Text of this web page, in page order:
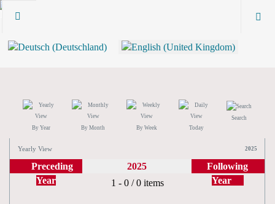
By Year By Month By Week Today
Search
Yearly View 2025
Preceding
Year
2025
Following
Year
Pagination List Limit
1 - 0 / 0 items